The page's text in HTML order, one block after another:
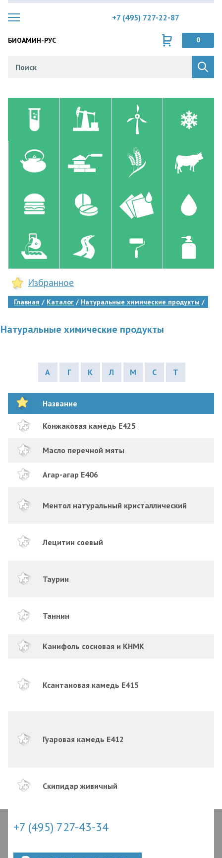
+7 (495) 727-22-87
БИОАМИН-РУС 0
Избранное
Главная Каталог Натуральные химические продукты
Натуральные химические продукты
А Г К Л М С Т
Название
Конжаковая камедь E425
Масло перечной мяты
Агар-агар E406
Ментол натуральный кристаллический
Лецитин соевый
Таурин
Таннин
Канифоль сосновая и КНМК
Ксантановая камедь Е415
Гуаровая камедь Е412
Скипидар живичный
+7 (495) 727-43-34